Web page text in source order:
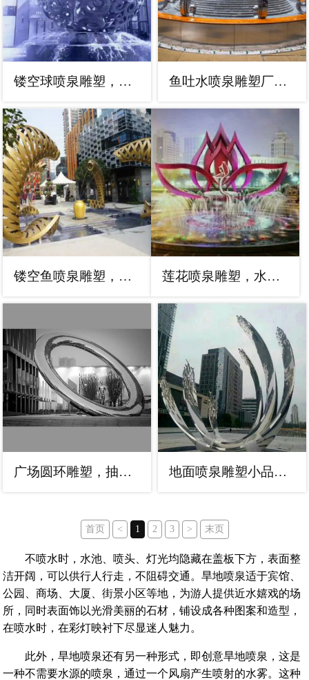
镂空球喷泉雕塑，花样水景组合，旱地喷泉体系 鱼吐水喷泉雕塑厂家，水帘形式，旱地喷水鱼雕塑
镂空鱼喷泉雕塑，喷水形式设计，地面旱泉雕塑小品 莲花喷泉雕塑，水秀喷泉雕塑，循环喷水莲花雕塑制作
广场圆环雕塑，抽象水景雕塑，镜面效果 地面喷泉雕塑小品，圆环结构概念，旱地水景喷泉体系
首页 < 1 2 3 > 末页
不喷水时，水池、喷头、灯光均隐藏在盖板下方，表面整
洁开阔，可以供行人行走，不阻碍交通。旱地喷泉适于宾馆、
公园、商场、大厦、街景小区等地，为游人提供近水嬉戏的场
所，同时表面饰以光滑美丽的石材，铺设成各种图案和造型，
在喷水时，在彩灯映衬下尽显迷人魅力‌。
此外，旱地喷泉还有另一种形式，即创意旱地喷泉，这是
一种不需要水源的喷泉，通过一个风扇产生喷射的水雾。这种